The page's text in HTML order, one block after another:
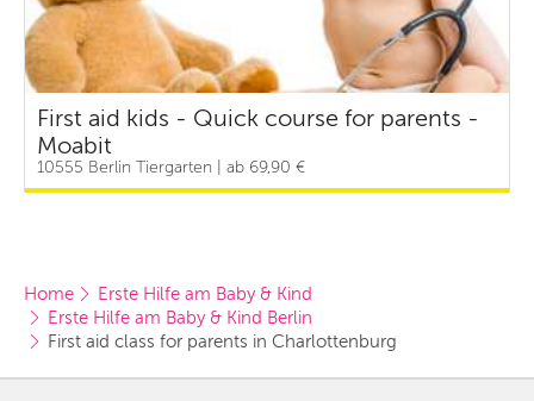
First aid kids - Quick course for parents -
Moabit
10555 Berlin Tiergarten | ab 69,90 €
Home
Erste Hilfe am Baby & Kind
Erste Hilfe am Baby & Kind Berlin
First aid class for parents in Charlottenburg